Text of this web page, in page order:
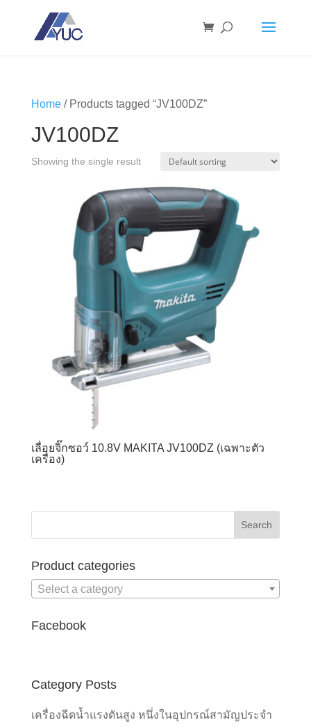
Home/ Products tagged “JV100DZ”
JV100DZ
Showing the single result
เลื่อยจิ๊กซอว์ 10.8V MAKITA JV100DZ (เฉพาะตัว
เครื่อง)
Product categories
Select a category
Facebook
Category Posts
เครื่องฉีดน้ำแรงดันสูง หนึ่งในอุปกรณ์สามัญประจำ